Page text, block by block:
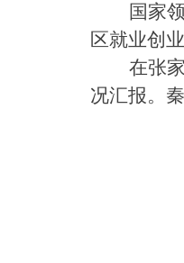
国家
区就业创
在张
况汇报。